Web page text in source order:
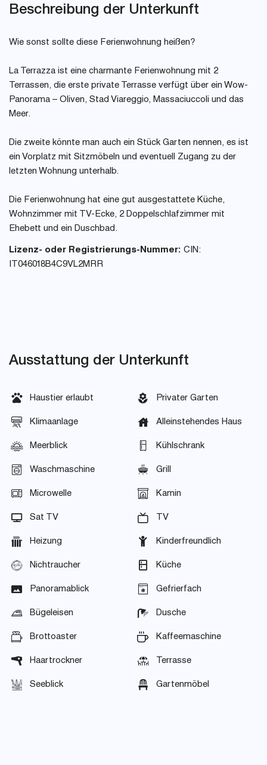
Beschreibung der Unterkunft
Wie sonst sollte diese Ferienwohnung heißen?
La Terrazza ist eine charmante Ferienwohnung mit 2
Terrassen, die erste private Terrasse verfügt über ein Wow-
Panorama – Oliven, Stad Viareggio, Massaciuccoli und das
Meer.
Die zweite könnte man auch ein Stück Garten nennen, es ist
ein Vorplatz mit Sitzmöbeln und eventuell Zugang zu der
letzten Wohnung unterhalb.
Die Ferienwohnung hat eine gut ausgestattete Küche,
Wohnzimmer mit TV-Ecke, 2 Doppelschlafzimmer mit
Ehebett und ein Duschbad.
Lizenz- oder Registrierungs-Nummer: CIN:
IT046018B4C9VL2MRR
Ausstattung der Unterkunft
Haustier erlaubt Privater Garten
Klimaanlage Alleinstehendes Haus
Meerblick Kühlschrank
Waschmaschine Grill
Microwelle Kamin
Sat TV TV
Heizung Kinderfreundlich
Nichtraucher Küche
Panoramablick Gefrierfach
Bügeleisen Dusche
Brottoaster Kaffeemaschine
Haartrockner Terrasse
Seeblick Gartenmöbel